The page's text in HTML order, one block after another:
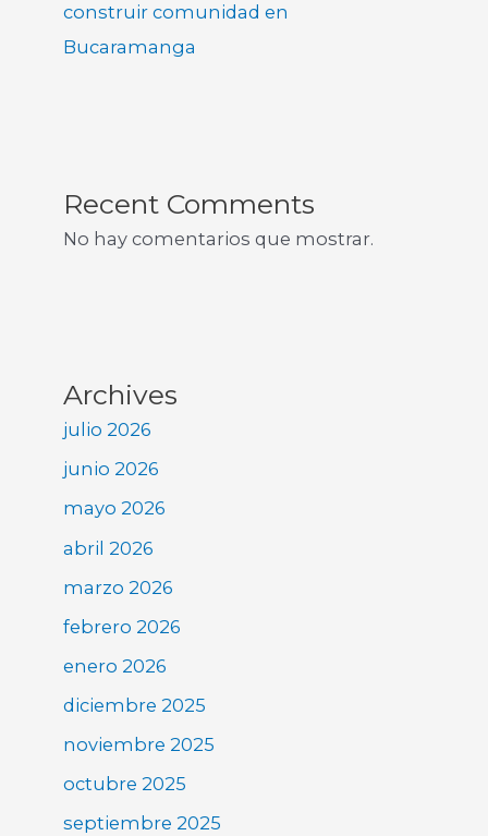
construir comunidad en
Bucaramanga
Recent Comments
No hay comentarios que mostrar.
Archives
julio 2026
junio 2026
mayo 2026
abril 2026
marzo 2026
febrero 2026
enero 2026
diciembre 2025
noviembre 2025
octubre 2025
septiembre 2025